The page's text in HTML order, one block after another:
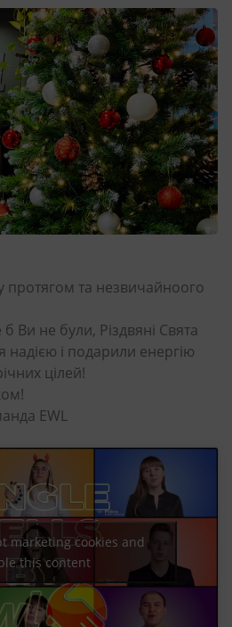
протягом та незвичайноого
Ви не були, Різдвяні Свята
і подарили енергію
цілей!
EWL
marketing cookies and
this content